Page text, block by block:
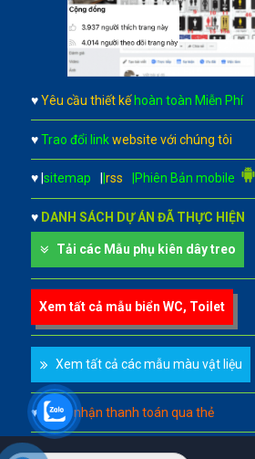
♥ Yêu cầu thiết kế hoàn toàn Miễn Phí
♥ Trao đổi link website với chúng tôi
♥ |sitemap |rss |Phiên Bản mobile
♥ DANH SÁCH DỰ ÁN ĐÃ THỰC HIỆN
Tải các Mẫu phụ kiên dây treo
Xem tất cả mẫu biển WC, Toilet
Xem tất cả các mẫu màu vật liệu
♥ Chấp nhận thanh toán qua thẻ